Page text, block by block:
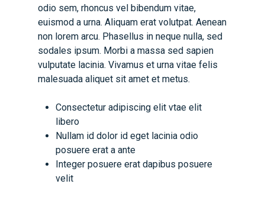
odio sem, rhoncus vel bibendum vitae,
euismod a urna. Aliquam erat volutpat. Aenean
non lorem arcu. Phasellus in neque nulla, sed
sodales ipsum. Morbi a massa sed sapien
vulputate lacinia. Vivamus et urna vitae felis
malesuada aliquet sit amet et metus.
Consectetur adipiscing elit vtae elit
libero
Nullam id dolor id eget lacinia odio
posuere erat a ante
Integer posuere erat dapibus posuere
velit